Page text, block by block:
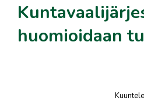
huomioidaan
Kuuntele